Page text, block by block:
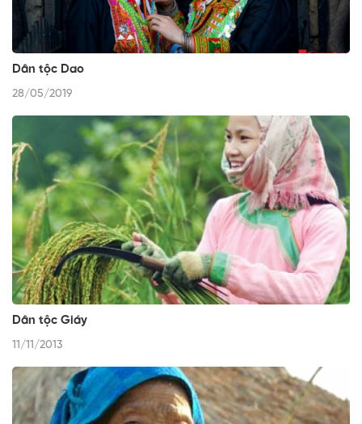
Dân tộc Dao
28/05/2019
Dân tộc Giáy
11/11/2013